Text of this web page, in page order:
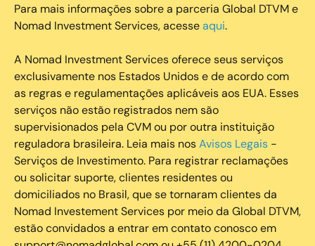
Para mais informações sobre a parceria Global DTVM e
Nomad Investment Services, acesseaqui.
A Nomad Investment Services oferece seus serviços
exclusivamente nos Estados Unidos e de acordo com
as regras e regulamentações aplicáveis aos EUA. Esses
serviços não estão registrados nem são
supervisionados pela CVM ou por outra instituição
reguladora brasileira. Leia mais nosAvisos Legais -
Serviços de Investimento. Para registrar reclamações
ou solicitar suporte, clientes residentes ou
domiciliados no Brasil, que se tornaram clientes da
Nomad Investement Services por meio da Global DTVM,
estão convidados a entrar em contato conosco em